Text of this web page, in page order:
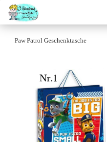
Paw Patrol Geschenktasche